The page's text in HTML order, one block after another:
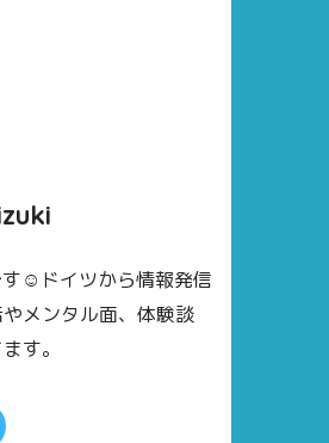
☺ドイツから情報発信
メンタル面、体験談
す。